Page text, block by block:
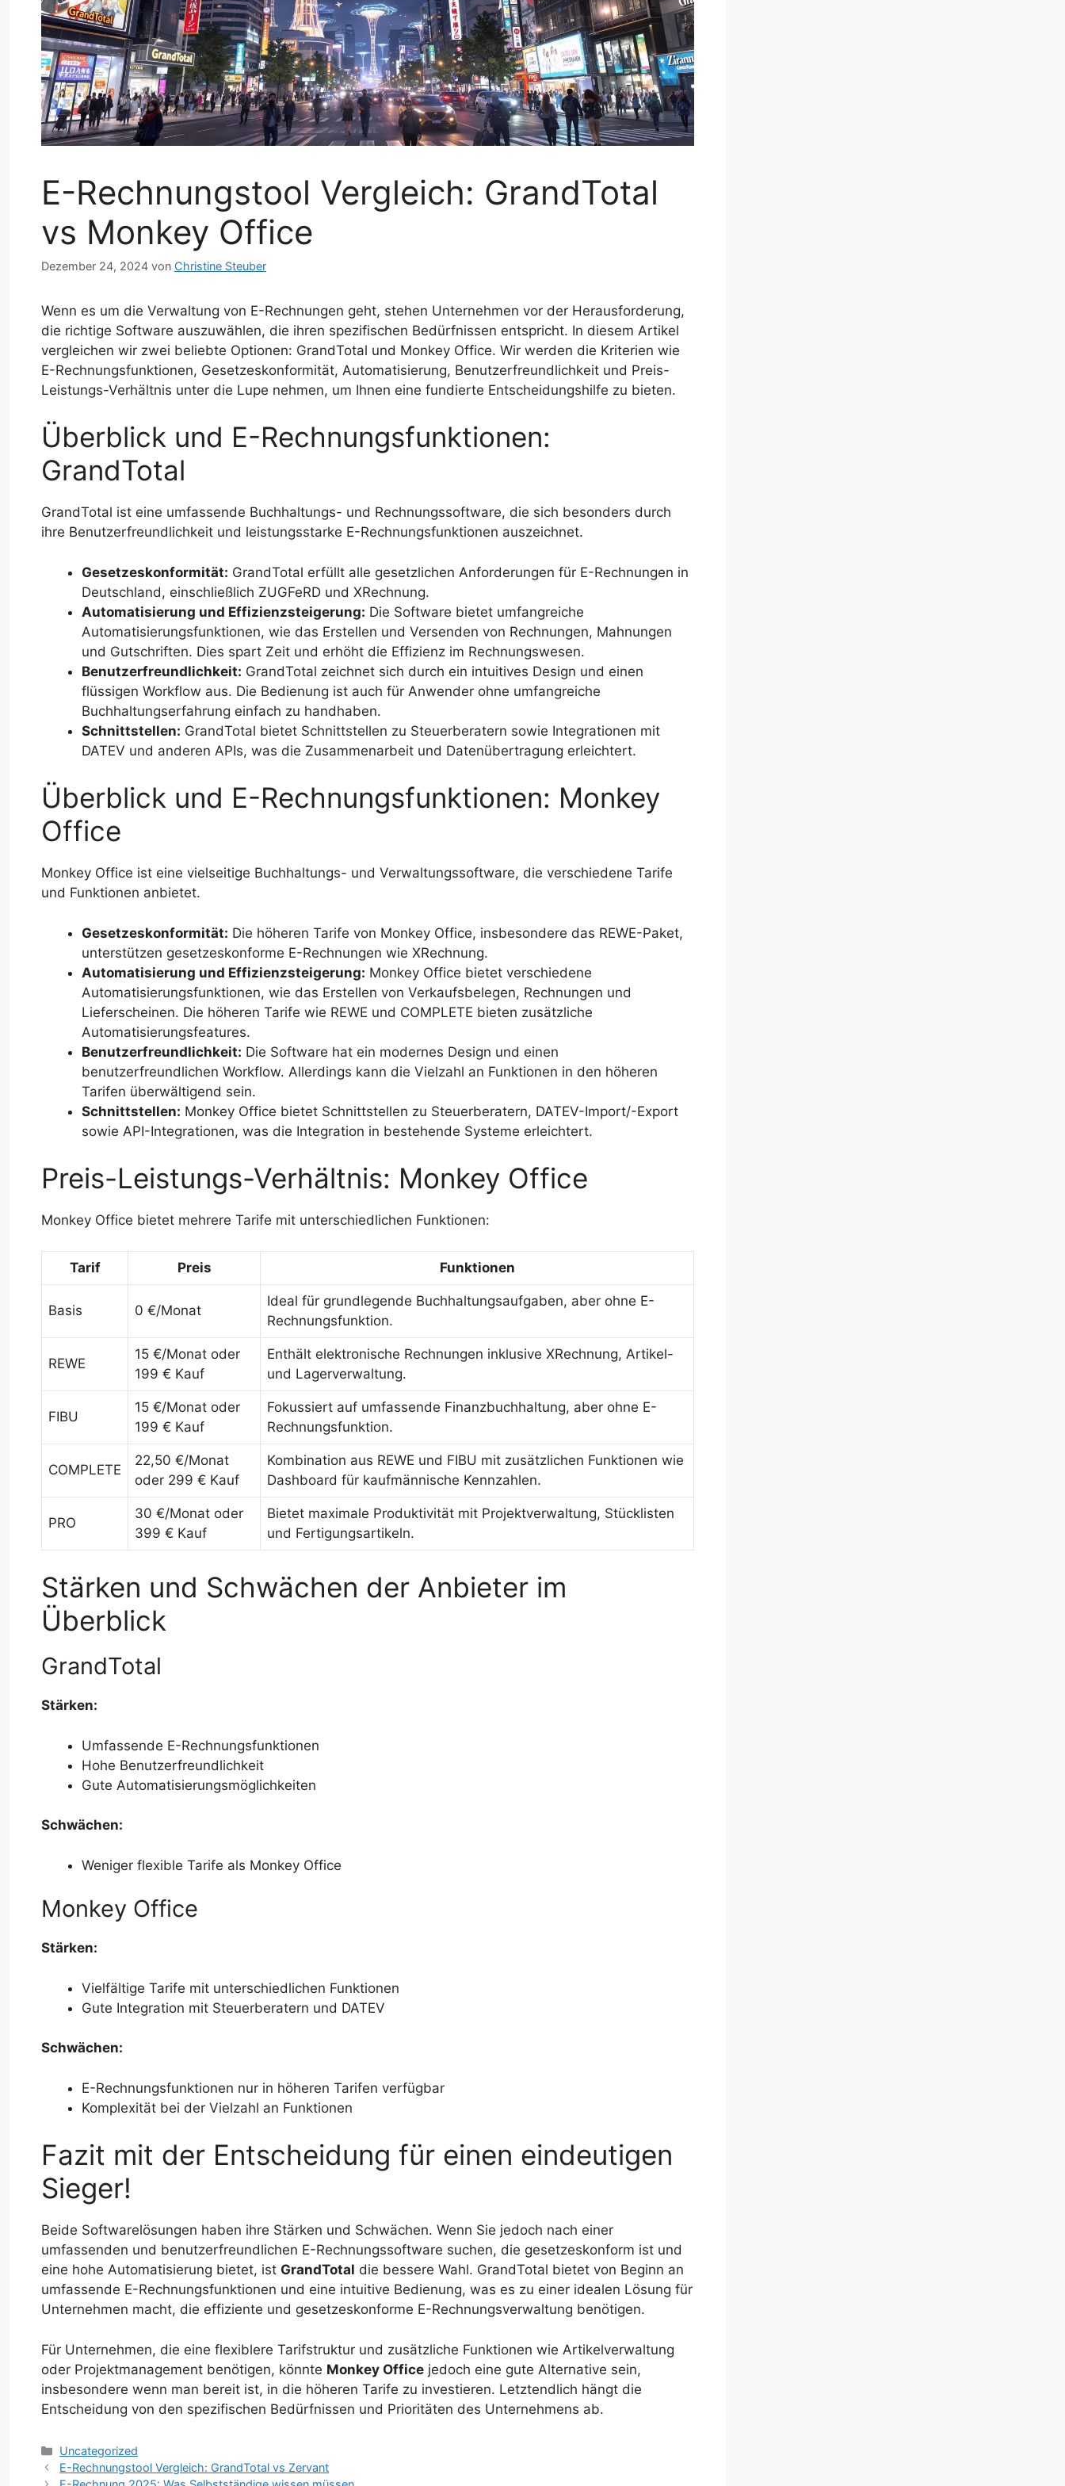
E-Rechnungstool Vergleich: GrandTotal
vs Monkey Office
Dezember 24, 2024 von Christine Steuber
Wenn es um die Verwaltung von E-Rechnungen geht, stehen Unternehmen vor der Herausforderung,
die richtige Software auszuwählen, die ihren spezifischen Bedürfnissen entspricht. In diesem Artikel
vergleichen wir zwei beliebte Optionen: GrandTotal und Monkey Office. Wir werden die Kriterien wie
E-Rechnungsfunktionen, Gesetzeskonformität, Automatisierung, Benutzerfreundlichkeit und Preis-
Leistungs-Verhältnis unter die Lupe nehmen, um Ihnen eine fundierte Entscheidungshilfe zu bieten.
Überblick und E-Rechnungsfunktionen:
GrandTotal
GrandTotal ist eine umfassende Buchhaltungs- und Rechnungssoftware, die sich besonders durch
ihre Benutzerfreundlichkeit und leistungsstarke E-Rechnungsfunktionen auszeichnet.
Gesetzeskonformität: GrandTotal erfüllt alle gesetzlichen Anforderungen für E-Rechnungen in
Deutschland, einschließlich ZUGFeRD und XRechnung.
Automatisierung und Effizienzsteigerung: Die Software bietet umfangreiche
Automatisierungsfunktionen, wie das Erstellen und Versenden von Rechnungen, Mahnungen
und Gutschriften. Dies spart Zeit und erhöht die Effizienz im Rechnungswesen.
Benutzerfreundlichkeit: GrandTotal zeichnet sich durch ein intuitives Design und einen
flüssigen Workflow aus. Die Bedienung ist auch für Anwender ohne umfangreiche
Buchhaltungserfahrung einfach zu handhaben.
Schnittstellen: GrandTotal bietet Schnittstellen zu Steuerberatern sowie Integrationen mit
DATEV und anderen APIs, was die Zusammenarbeit und Datenübertragung erleichtert.
Überblick und E-Rechnungsfunktionen: Monkey
Office
Monkey Office ist eine vielseitige Buchhaltungs- und Verwaltungssoftware, die verschiedene Tarife
und Funktionen anbietet.
Gesetzeskonformität: Die höheren Tarife von Monkey Office, insbesondere das REWE-Paket,
unterstützen gesetzeskonforme E-Rechnungen wie XRechnung.
Automatisierung und Effizienzsteigerung: Monkey Office bietet verschiedene
Automatisierungsfunktionen, wie das Erstellen von Verkaufsbelegen, Rechnungen und
Lieferscheinen. Die höheren Tarife wie REWE und COMPLETE bieten zusätzliche
Automatisierungsfeatures.
Benutzerfreundlichkeit: Die Software hat ein modernes Design und einen
benutzerfreundlichen Workflow. Allerdings kann die Vielzahl an Funktionen in den höheren
Tarifen überwältigend sein.
Schnittstellen: Monkey Office bietet Schnittstellen zu Steuerberatern, DATEV-Import/-Export
sowie API-Integrationen, was die Integration in bestehende Systeme erleichtert.
Preis-Leistungs-Verhältnis: Monkey Office
Monkey Office bietet mehrere Tarife mit unterschiedlichen Funktionen:
Tarif Preis Funktionen
Basis 0 €/Monat
Ideal für grundlegende Buchhaltungsaufgaben, aber ohne E-
Rechnungsfunktion.
REWE
15 €/Monat oder
199 € Kauf
Enthält elektronische Rechnungen inklusive XRechnung, Artikel-
und Lagerverwaltung.
FIBU
15 €/Monat oder
199 € Kauf
Fokussiert auf umfassende Finanzbuchhaltung, aber ohne E-
Rechnungsfunktion.
COMPLETE
22,50 €/Monat
oder 299 € Kauf
Kombination aus REWE und FIBU mit zusätzlichen Funktionen wie
Dashboard für kaufmännische Kennzahlen.
PRO
30 €/Monat oder
399 € Kauf
Bietet maximale Produktivität mit Projektverwaltung, Stücklisten
und Fertigungsartikeln.
Stärken und Schwächen der Anbieter im
Überblick
GrandTotal
Stärken:
Umfassende E-Rechnungsfunktionen
Hohe Benutzerfreundlichkeit
Gute Automatisierungsmöglichkeiten
Schwächen:
Weniger flexible Tarife als Monkey Office
Monkey Office
Stärken:
Vielfältige Tarife mit unterschiedlichen Funktionen
Gute Integration mit Steuerberatern und DATEV
Schwächen:
E-Rechnungsfunktionen nur in höheren Tarifen verfügbar
Komplexität bei der Vielzahl an Funktionen
Fazit mit der Entscheidung für einen eindeutigen
Sieger!
Beide Softwarelösungen haben ihre Stärken und Schwächen. Wenn Sie jedoch nach einer
umfassenden und benutzerfreundlichen E-Rechnungssoftware suchen, die gesetzeskonform ist und
eine hohe Automatisierung bietet, ist GrandTotal die bessere Wahl. GrandTotal bietet von Beginn an
umfassende E-Rechnungsfunktionen und eine intuitive Bedienung, was es zu einer idealen Lösung für
Unternehmen macht, die effiziente und gesetzeskonforme E-Rechnungsverwaltung benötigen.
Für Unternehmen, die eine flexiblere Tarifstruktur und zusätzliche Funktionen wie Artikelverwaltung
oder Projektmanagement benötigen, könnte Monkey Office jedoch eine gute Alternative sein,
insbesondere wenn man bereit ist, in die höheren Tarife zu investieren. Letztendlich hängt die
Entscheidung von den spezifischen Bedürfnissen und Prioritäten des Unternehmens ab.
Kategorien
Uncategorized
E-Rechnungstool Vergleich: GrandTotal vs Zervant